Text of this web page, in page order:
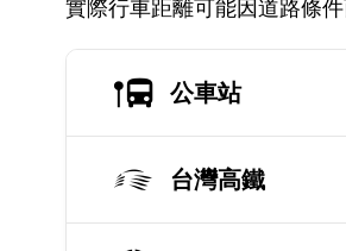
實際行車距離可能因道路條
公車站
台灣高鐵